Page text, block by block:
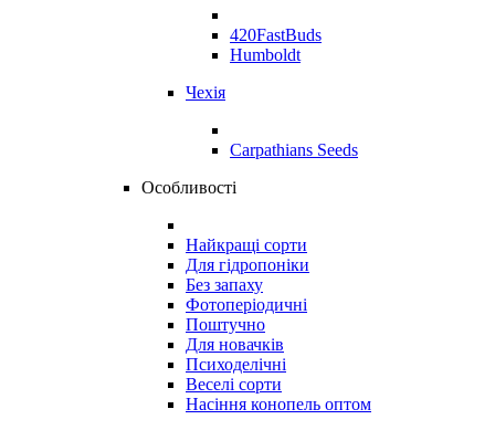
420FastBuds
Humboldt
Чехія
Carpathians Seeds
Особливості
Найкращі сорти
Для гідропоніки
Без запаху
Фотоперіодичні
Поштучно
Для новачків
Психоделічні
Веселі сорти
Насіння конопель оптом